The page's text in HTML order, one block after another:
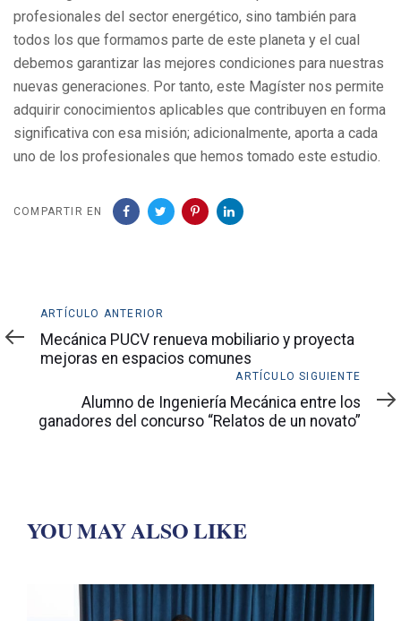
profesionales del sector energético, sino también para
todos los que formamos parte de este planeta y el cual
debemos garantizar las mejores condiciones para nuestras
nuevas generaciones. Por tanto, este Magíster nos permite
adquirir conocimientos aplicables que contribuyen en forma
significativa con esa misión; adicionalmente, aporta a cada
uno de los profesionales que hemos tomado este estudio.
COMPARTIR EN
Artículo
anterior
ARTÍCULO ANTERIOR
Mecánica PUCV renueva mobiliario y proyecta
mejoras en espacios comunes
ARTÍCULO SIGUIENTE
Alumno de Ingeniería Mecánica entre los
ganadores del concurso “Relatos de un novato”
YOU MAY ALSO LIKE